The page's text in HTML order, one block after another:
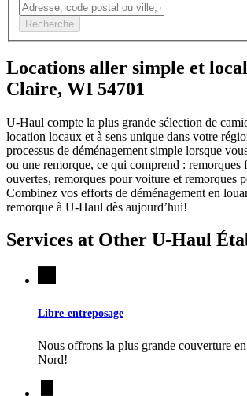
Recherche
Locations aller simple et
Claire, WI 54701
U-Haul compte la plus grande sélection de
location locaux et à sens unique dans votre
processus de déménagement simple lorsque
ou une remorque, ce qui comprend : remorques
ouvertes, remorques pour voiture et remorques
Combinez vos efforts de déménagement en
remorque à U-Haul dès aujourd’hui!
Services at Other U-Haul
Libre-entreposage
Nous offrons la plus grande couverture
Nord!